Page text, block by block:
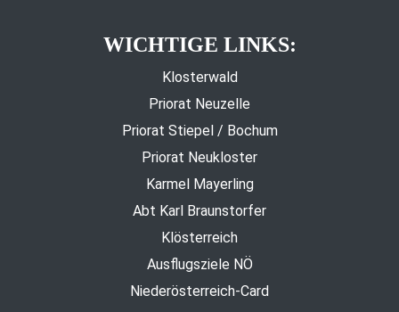
WICHTIGE LINKS:
Klosterwald
Priorat Neuzelle
Priorat Stiepel / Bochum
Priorat Neukloster
Karmel Mayerling
Abt Karl Braunstorfer
Klösterreich
Ausflugsziele NÖ
Niederösterreich-Card